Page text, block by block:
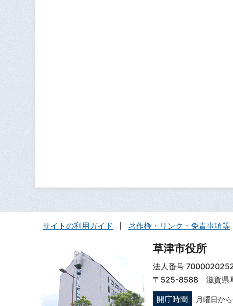
サイトの利用ガイド 著作権・リンク・免責事項等
草津市役所
法人番号
〒525-8588 滋賀県
開庁時間
月曜日か